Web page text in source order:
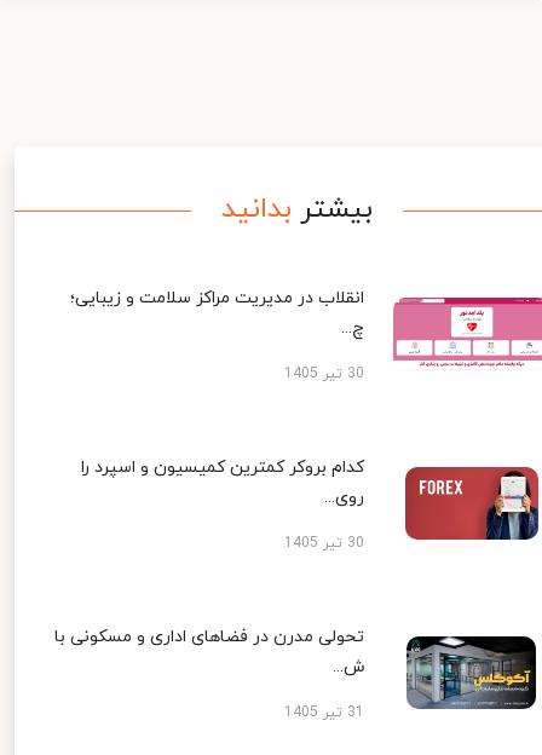
بیشتر بدانید
انقلاب در مدیریت مراکز سلامت و زیبایی؛
چ...
30 تیر 1405
کدام بروکر کمترین کمیسیون و اسپرد را
روی...
30 تیر 1405
تحولی مدرن در فضاهای اداری و مسکونی با
ش...